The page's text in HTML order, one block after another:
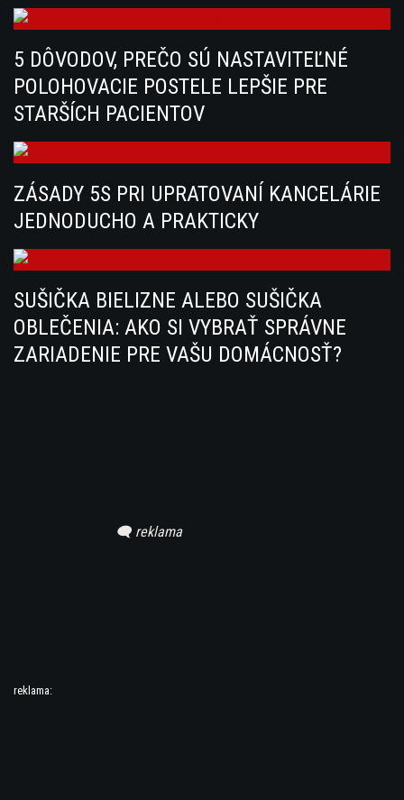
5 DÔVODOV, PREČO SÚ NASTAVITEĽNÉ
POLOHOVACIE POSTELE LEPŠIE PRE
STARŠÍCH PACIENTOV
ZÁSADY 5S PRI UPRATOVANÍ KANCELÁRIE
JEDNODUCHO A PRAKTICKY
SUŠIČKA BIELIZNE ALEBO SUŠIČKA
OBLEČENIA: AKO SI VYBRAŤ SPRÁVNE
ZARIADENIE PRE VAŠU DOMÁCNOSŤ?
reklama: